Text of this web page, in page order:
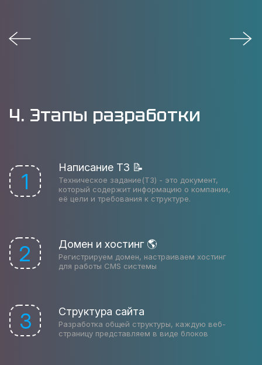
4. Этапы разработки
1
Написание ТЗ 📝
Техническое задание(ТЗ) - это документ,
который содержит информацию о компании,
её цели и требования к структуре.
2 Домен и хостинг 🌎
Регистрируем домен, настраиваем хостинг
для работы CMS системы
3 Структура сайта
Разработка общей структуры, каждую веб-
страницу представляем в виде блоков